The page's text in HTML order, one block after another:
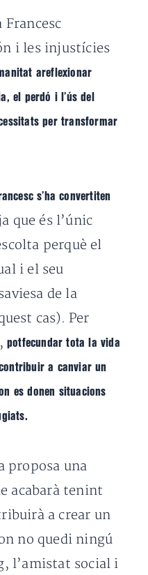
Francesc
i les injustícies
areflexionar
el perdó i l’ús del
per transformar
s’ha convertiten
que és l’únic
perquè el
i el seu
de la
cas). Per
potfecundar tota la vida
a canviar un
es donen situacions
proposa una
acabarà tenint
a crear un
no quedi ningú
l’amistat social i